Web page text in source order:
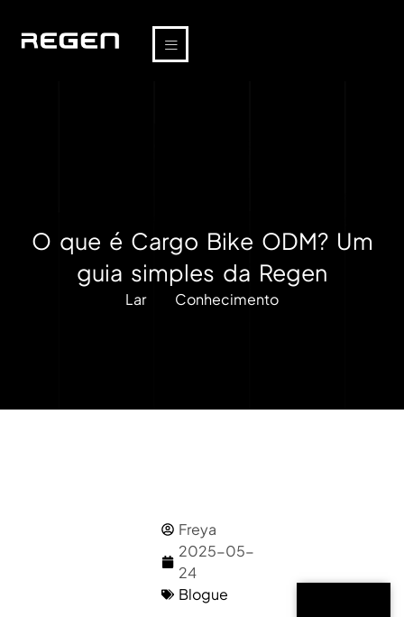
O que é Cargo Bike ODM? Um
guia simples da Regen
Lar Conhecimento
Freya
2025-05-
24
Blogue